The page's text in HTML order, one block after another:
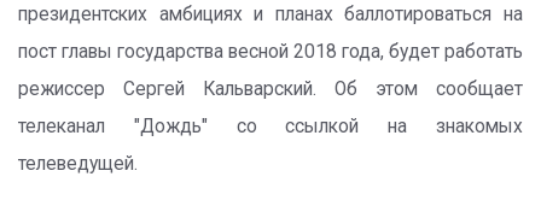
президентских амбициях и планах баллотироваться на
пост главы государства весной 2018 года, будет работать
режиссер Сергей Кальварский. Об этом сообщает
телеканал "Дождь" со ссылкой на знакомых
телеведущей.